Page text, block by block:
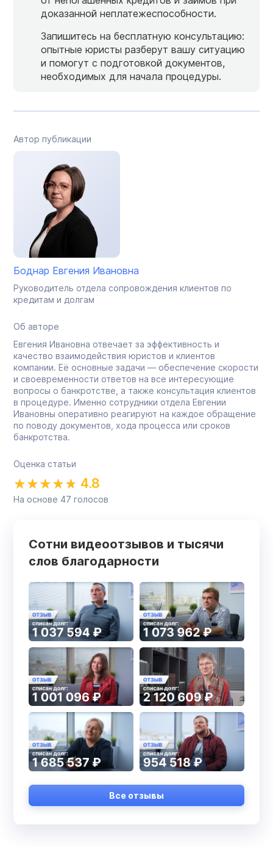
доказанной неплатежеспособности.
Запишитесь на бесплатную консультацию:
опытные юристы разберут вашу ситуацию
и помогут с подготовкой документов,
необходимых для начала процедуры.
Автор публикации
Боднар Евгения Ивановна
Руководитель отдела сопровождения клиентов по
кредитам и долгам
Об авторе
Евгения Ивановна отвечает за эффективность и
качество взаимодействия юристов и клиентов
компании. Её основные задачи — обеспечение скорости
и своевременности ответов на все интересующие
вопросы о банкротстве, а также консультация клиентов
в процедуре. Именно сотрудники отдела Евгении
Ивановны оперативно реагируют на каждое обращение
по поводу документов, хода процесса или сроков
банкротства.
Оценка статьи
4.8
На основе 47 голосов
Сотни видеоотзывов и тысячи
слов благодарности
Все отзывы